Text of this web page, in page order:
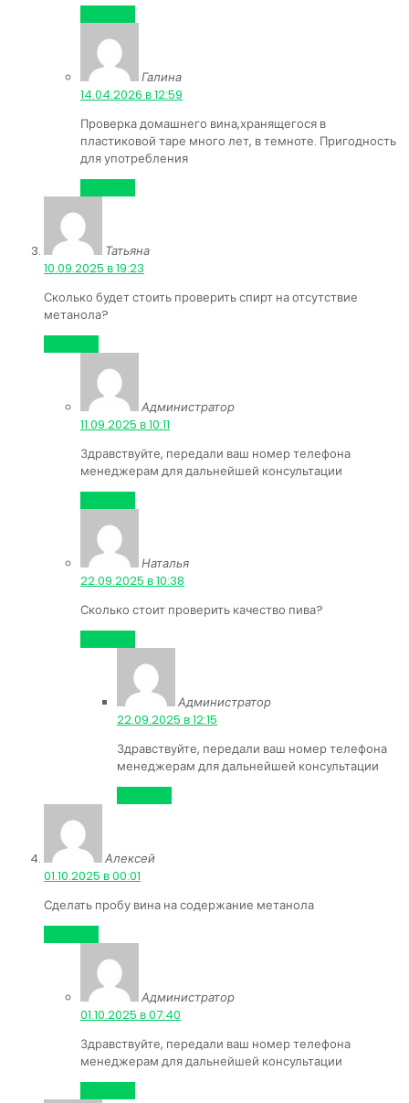
Галина
14.04.2026 в 12:59
Проверка домашнего вина,хранящегося в
пластиковой таре много лет, в темноте. Пригодность
для употребления
Татьяна
10.09.2025 в 19:23
Сколько будет стоить проверить спирт на отсутствие
метанола?
Администратор
11.09.2025 в 10:11
Здравствуйте, передали ваш номер телефона
менеджерам для дальнейшей консультации
Наталья
22.09.2025 в 10:38
Сколько стоит проверить качество пива?
Администратор
22.09.2025 в 12:15
Здравствуйте, передали ваш номер телефона
менеджерам для дальнейшей консультации
Алексей
01.10.2025 в 00:01
Сделать пробу вина на содержание метанола
Администратор
01.10.2025 в 07:40
Здравствуйте, передали ваш номер телефона
менеджерам для дальнейшей консультации